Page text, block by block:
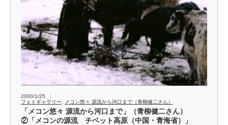
2000/1/25
フォトギャラリー
メコン悠々 源流から河口まで（青柳健二さん）
「メコン悠々 源流から河口まで」（青柳健二さん）
②「メコンの源流 チベット高原（中国・青海省）」